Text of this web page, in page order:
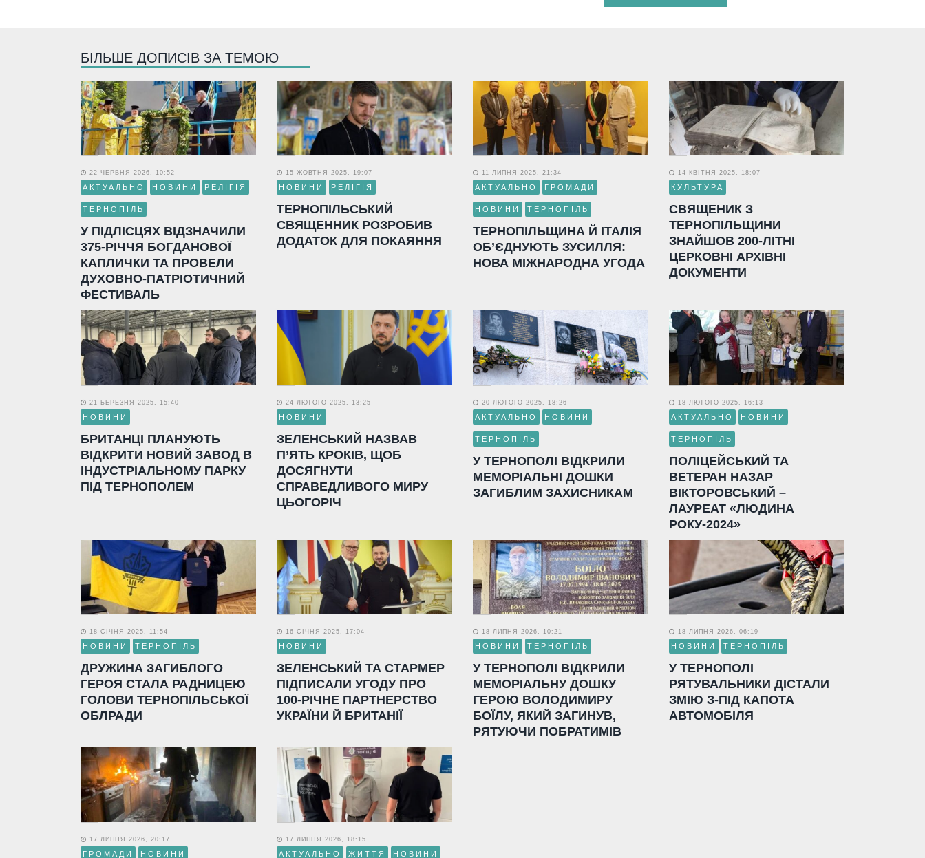
БІЛЬШЕ ДОПИСІВ ЗА ТЕМОЮ
22 ЧЕРВНЯ 2026, 10:52
АКТУАЛЬНО НОВИНИ РЕЛІГІЯ
ТЕРНОПІЛЬ
У ПІДЛІСЦЯХ ВІДЗНАЧИЛИ
375-РІЧЧЯ БОГДАНОВОЇ
КАПЛИЧКИ ТА ПРОВЕЛИ
ДУХОВНО-ПАТРІОТИЧНИЙ
ФЕСТИВАЛЬ
15 ЖОВТНЯ 2025, 19:07
НОВИНИ РЕЛІГІЯ
ТЕРНОПІЛЬСЬКИЙ
СВЯЩЕННИК РОЗРОБИВ
ДОДАТОК ДЛЯ ПОКАЯННЯ
11 ЛИПНЯ 2025, 21:34
АКТУАЛЬНО ГРОМАДИ
НОВИНИ ТЕРНОПІЛЬ
ТЕРНОПІЛЬЩИНА Й ІТАЛІЯ
ОБ’ЄДНУЮТЬ ЗУСИЛЛЯ:
НОВА МІЖНАРОДНА УГОДА
14 КВІТНЯ 2025, 18:07
КУЛЬТУРА
СВЯЩЕНИК З
ТЕРНОПІЛЬЩИНИ
ЗНАЙШОВ 200-ЛІТНІ
ЦЕРКОВНІ АРХІВНІ
ДОКУМЕНТИ
21 БЕРЕЗНЯ 2025, 15:40
НОВИНИ
БРИТАНЦІ ПЛАНУЮТЬ
ВІДКРИТИ НОВИЙ ЗАВОД В
ІНДУСТРІАЛЬНОМУ ПАРКУ
ПІД ТЕРНОПОЛЕМ
24 ЛЮТОГО 2025, 13:25
НОВИНИ
ЗЕЛЕНСЬКИЙ НАЗВАВ
П’ЯТЬ КРОКІВ, ЩОБ
ДОСЯГНУТИ
СПРАВЕДЛИВОГО МИРУ
ЦЬОГОРІЧ
20 ЛЮТОГО 2025, 18:26
АКТУАЛЬНО НОВИНИ
ТЕРНОПІЛЬ
У ТЕРНОПОЛІ ВІДКРИЛИ
МЕМОРІАЛЬНІ ДОШКИ
ЗАГИБЛИМ ЗАХИСНИКАМ
18 ЛЮТОГО 2025, 16:13
АКТУАЛЬНО НОВИНИ
ТЕРНОПІЛЬ
ПОЛІЦЕЙСЬКИЙ ТА
ВЕТЕРАН НАЗАР
ВІКТОРОВСЬКИЙ –
ЛАУРЕАТ «ЛЮДИНА
РОКУ-2024»
18 СІЧНЯ 2025, 11:54
НОВИНИ ТЕРНОПІЛЬ
ДРУЖИНА ЗАГИБЛОГО
ГЕРОЯ СТАЛА РАДНИЦЕЮ
ГОЛОВИ ТЕРНОПІЛЬСЬКОЇ
ОБЛРАДИ
16 СІЧНЯ 2025, 17:04
НОВИНИ
ЗЕЛЕНСЬКИЙ ТА СТАРМЕР
ПІДПИСАЛИ УГОДУ ПРО
100-РІЧНЕ ПАРТНЕРСТВО
УКРАЇНИ Й БРИТАНІЇ
18 ЛИПНЯ 2026, 10:21
НОВИНИ ТЕРНОПІЛЬ
У ТЕРНОПОЛІ ВІДКРИЛИ
МЕМОРІАЛЬНУ ДОШКУ
ГЕРОЮ ВОЛОДИМИРУ
БОЇЛУ, ЯКИЙ ЗАГИНУВ,
РЯТУЮЧИ ПОБРАТИМІВ
18 ЛИПНЯ 2026, 06:19
НОВИНИ ТЕРНОПІЛЬ
У ТЕРНОПОЛІ
РЯТУВАЛЬНИКИ ДІСТАЛИ
ЗМІЮ З-ПІД КАПОТА
АВТОМОБІЛЯ
17 ЛИПНЯ 2026, 20:17
ГРОМАДИ НОВИНИ
17 ЛИПНЯ 2026, 18:15
АКТУАЛЬНО ЖИТТЯ НОВИНИ